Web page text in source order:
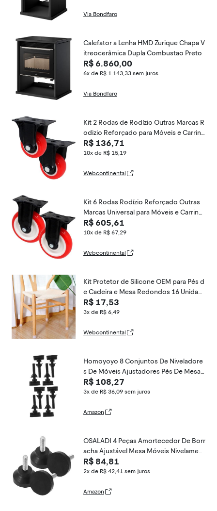
Via Bondfaro
Calefator a Lenha HMD Zurique Chapa V
itreocerâmica Dupla Combustao Preto
R$ 6.860,00
6x de R$ 1.143,33 sem juros
Via Bondfaro
Kit 2 Rodas de Rodízio Outras Marcas R
odizio Reforçado para Móveis e Carrinh
os Anti Risco 75x32mm Poliuretano e M
etal
R$ 136,71
10x de R$ 15,19
Webcontinental
Kit 6 Rodas Rodízio Reforçado Outras
Marcas Universal para Móveis e Carrinh
os 125MM X 32MM Vermelho e Preto
R$ 605,61
10x de R$ 67,29
Webcontinental
Kit Protetor de Silicone OEM para Pés d
e Cadeira e Mesa Redondos 16 Unidad
es 3cm X 3 e 8cm Transparente
R$ 17,53
3x de R$ 6,49
Webcontinental
Homoyoyo 8 Conjuntos De Niveladore
s De Móveis Ajustadores Pés De Mesa
Pés Protetores Ajustáveis Niveladores
De Pernas Ajustáveis Pernas De Móveis
R$ 108,27
3x de R$ 36,09 sem juros
Amazon
OSALADI 4 Peças Amortecedor De Borr
acha Ajustável Mesa Móveis Nivelament
o Pés Calços De Móveis Ajustáveis ​​Nive
ladores De Móveis Máquina De Parafus
R$ 84,81
2x de R$ 42,41 sem juros
Amazon